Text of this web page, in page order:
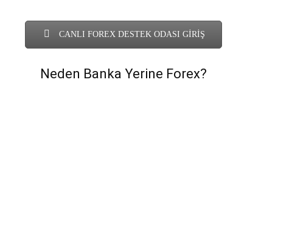
CANLI FOREX DESTEK ODASI GİRİŞ
Neden Banka Yerine Forex?